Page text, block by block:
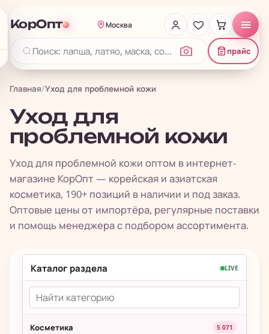
КорОпт Москва
прайс
Главная/Уход для проблемной кожи
Уход для
проблемной кожи
Уход для проблемной кожи оптом в интернет-
магазине КорОпт — корейская и азиатская
косметика, 190+ позиций в наличии и под заказ.
Оптовые цены от импортёра, регулярные поставки
и помощь менеджера с подбором ассортимента.
Каталог раздела LIVE
Косметика 5 071